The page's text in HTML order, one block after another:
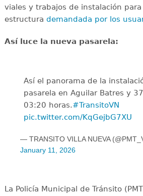
viales y trabajos de instalación
estructura demandada por los
Así luce la nueva pasarela:
Así el panorama de la
pasarela en Aguilar Batres y
03:20 horas.#TransitoVN
pic.twitter.com/KqGejbG7XU
— TRANSITO VILLA NUEVA
January 11, 2026
La Policía Municipal de Tránsito